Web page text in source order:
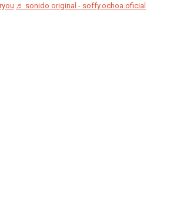
♬ sonido original - soffy.ochoa.oficial